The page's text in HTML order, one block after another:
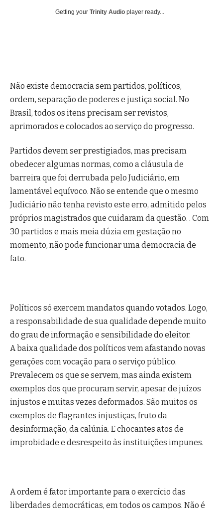
Getting your Trinity Audio player ready...
Não existe democracia sem partidos, políticos,
ordem, separação de poderes e justiça social. No
Brasil, todos os itens precisam ser revistos,
aprimorados e colocados ao serviço do progresso.
Partidos devem ser prestigiados, mas precisam
obedecer algumas normas, como a cláusula de
barreira que foi derrubada pelo Judiciário, em
lamentável equívoco. Não se entende que o mesmo
Judiciário não tenha revisto este erro, admitido pelos
próprios magistrados que cuidaram da questão. . Com
30 partidos e mais meia dúzia em gestação no
momento, não pode funcionar uma democracia de
fato.
Políticos só exercem mandatos quando votados. Logo,
a responsabilidade de sua qualidade depende muito
do grau de informação e sensibilidade do eleitor.
A baixa qualidade dos políticos vem afastando novas
gerações com vocação para o serviço público.
Prevalecem os que se servem, mas ainda existem
exemplos dos que procuram servir, apesar de juízos
injustos e muitas vezes deformados. São muitos os
exemplos de flagrantes injustiças, fruto da
desinformação, da calúnia. E chocantes atos de
improbidade e desrespeito às instituições impunes.
A ordem é fator importante para o exercício das
liberdades democráticas, em todos os campos. Não é